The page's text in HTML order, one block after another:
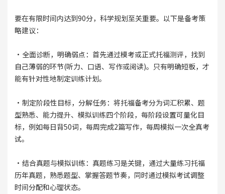
要在有限时间内达到90分，科学规划至关重要。以下是备考策
略建议：
·全面诊断，明确弱点：首先通过模考或正式托福测评，找到
自己薄弱的环节(听力、口语、写作或阅读)。只有明确短板，才
能有针对性地制定训练计划。
·制定阶段性目标，分解任务：将托福备考分为词汇积累、题
型熟悉、能力提升、模拟训练四个阶段，每阶段设置可量化目
标，例如每日背50词，每周完成2篇写作，每周模拟一次全真考
试。
·结合真题与模拟训练：真题练习是关键，通过大量练习托福
历年真题，熟悉题型、掌握答题节奏，同时通过模拟考试调整
时间分配和心理状态。